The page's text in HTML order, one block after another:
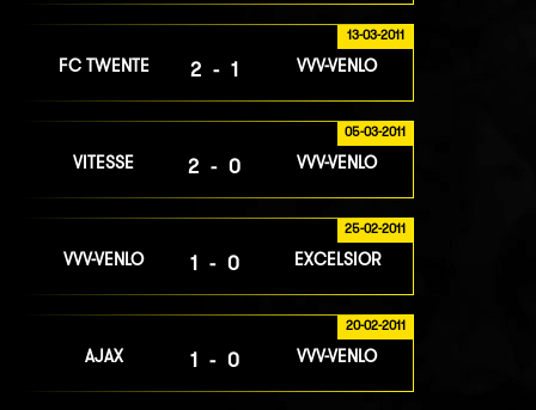
13-03-2011
FC TWENTE 2-1 VVV-VENLO
05-03-2011
VITESSE 2-0 VVV-VENLO
25-02-2011
VVV-VENLO 1-0 EXCELSIOR
20-02-2011
AJAX 1-0 VVV-VENLO